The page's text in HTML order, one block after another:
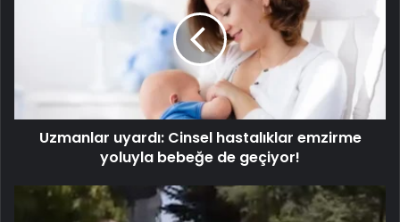
Uzmanlar uyardı: Cinsel hastalıklar emzirme
yoluyla bebeğe de geçiyor!